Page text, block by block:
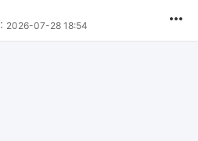
2026-07-28 18:54